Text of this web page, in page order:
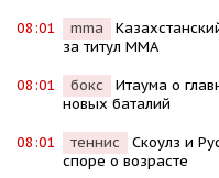
08:01 mma
за титул MMA
08:01 бокс
Итаума о
новых баталий
08:01 теннис
Скоулз и
споре о возрасте